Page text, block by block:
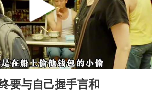
上海全力守护市民“菜篮子”
独闯南太行的失联女生最后轨迹已确认
白海豚北上或致京津冀暴雨
10余省份将出现强风雨 局地特大暴雨
美将每月供乌爱国者拦截导弹
17:56
要与自己握手言和